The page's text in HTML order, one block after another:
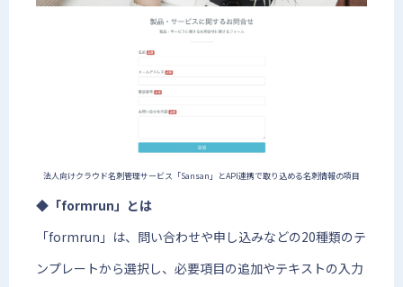
法人向けクラウド名刺管理サービス「Sansan」とAPI連携で取り込める名刺情報の項目
◆「formrun」とは
「formrun」は、問い合わせや申し込みなどの20種類のテ
ンプレートから選択し、必要項目の追加やテキストの入力